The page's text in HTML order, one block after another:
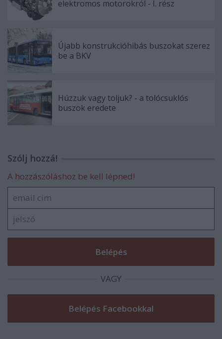
elektromos motorokról - I. rész
Újabb konstrukcióhibás buszokat szerez
be a BKV
Húzzuk vagy toljuk? - a tolócsuklós
buszok eredete
Szólj hozzá!
A hozzászóláshoz be kell lépned!
VAGY